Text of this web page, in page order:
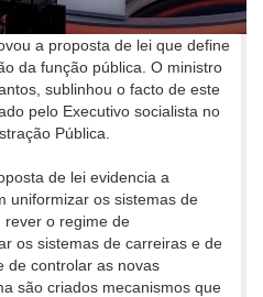
a proposta de lei que define
da função pública. O ministro
sublinhou o facto de este
pelo Executivo socialista no
Pública.
de lei evidencia a
uniformizar os sistemas de
rever o regime de
os sistemas de carreiras e de
de controlar as novas
são criados mecanismos que